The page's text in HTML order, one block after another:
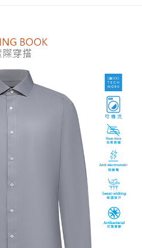
付」後，將跳轉至「AFTEE先享後付」
後，即可完成結帳。
通知簡訊。
擊此簡訊中的連結，可透過四大超商／
款，方視為交易完成。
刻繳費，但若您需要取消訂單，請聯絡
之訂單仍視為有效，需透過AFTEE先享
付 」之結帳頁面顯示為準，若有關於
等相關疑問，請聯繫「AFTEE先享後付
support/home
供之「AFTEE先享後付」服務完成之交
人資料，並將交易相關給付款項請求債
以下網址：
代理人或監護人之同意方可使用
辦者引起之損失，本公司不負相關責
)免運費
上)免運費